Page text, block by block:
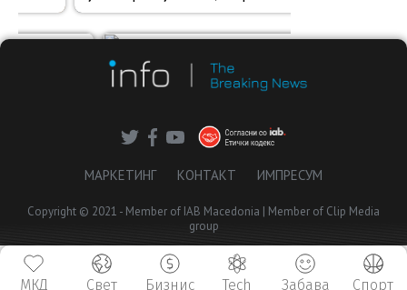
МКД Свет Бизнис Tech Забава Спорт
МАРКЕТИНГ КОНТАКТ ИМПРЕСУМ
Copyright © 2021 - Member of IAB Macedonia | Member of Clip Media
group